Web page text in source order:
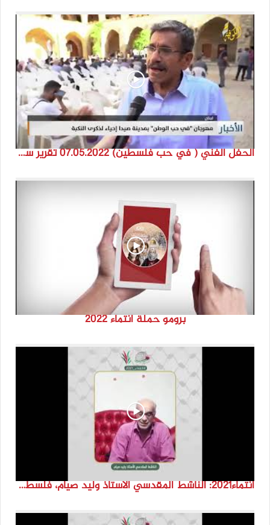
الحفل الفني ( في حب فلسطين) 07.05.2022 تقرير سنى حمود
برومو حملة انتماء 2022
انتماء2021: الناشط المقدسي الاستاذ وليد صيام، فلسطين